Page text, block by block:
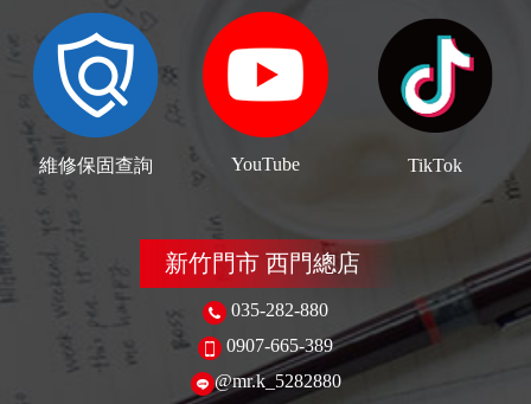
維修保固查詢 YouTube TikTok
新竹門市 西門總店
035-282-880
0907-665-389
@mr.k_5282880